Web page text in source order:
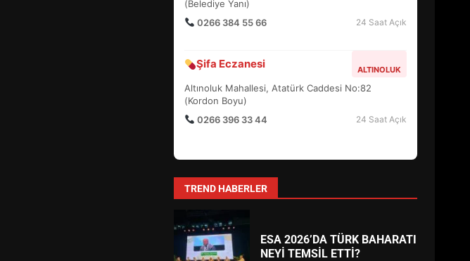
(Belediye Yanı)
0266 384 55 66
24 Saat Açık
Şifa Eczanesi ALTINOLUK
Altınoluk Mahallesi, Atatürk Caddesi No:82
(Kordon Boyu)
0266 396 33 44
24 Saat Açık
TREND HABERLER
6
7
BURHANİYE
BELEDİYESPOR’DA YENİ
YÖNETİM NASIL ŞEKİLLENDİ?
1
HAREKETE GEÇİYOR: GÖZLER
ESA 2026’DA TÜRK BAHARATI
NEYİ TEMSİL ETTİ?